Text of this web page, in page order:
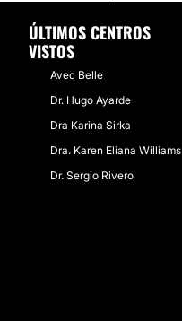
ÚLTIMOS CENTROS
VISTOS
Avec Belle
Dr. Hugo Ayarde
Dra Karina Sirka
Dra. Karen Eliana Williams
Dr. Sergio Rivero